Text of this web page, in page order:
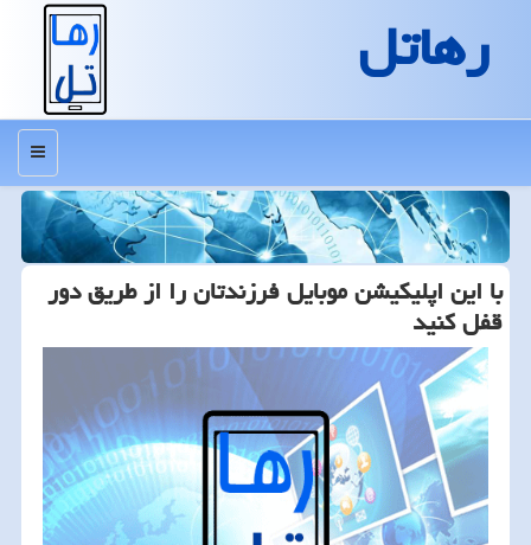
رهاتل
منو
با این اپلیكیشن موبایل فرزندتان را از طریق دور
قفل كنید